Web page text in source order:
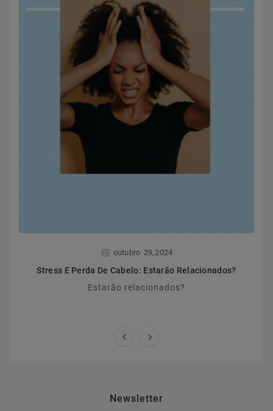
outubro 29, 2024
Stress E Perda De Cabelo: Estarão Relacionados?
Estarão relacionados?
 
Newsletter